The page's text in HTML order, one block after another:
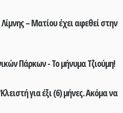
– Ματίου έχει αφεθεί στην
Πάρκων - Το μήνυμα Τζιούμη!
για έξι (6) μήνες. Ακόμα να